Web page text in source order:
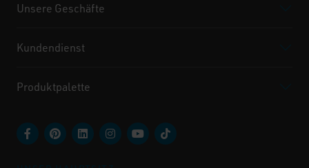
Unsere Geschäfte
Kundendienst
Produktpalette